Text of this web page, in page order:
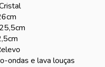
ondas e lava louças